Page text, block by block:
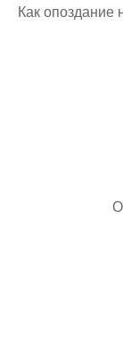
Как опоздание